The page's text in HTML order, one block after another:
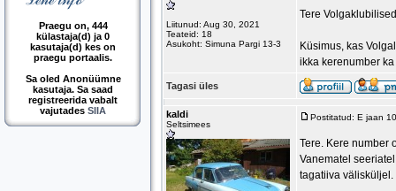
Praegu on, 444
külastaja(d) ja 0
kasutaja(d) kes on
praegu portaalis.
Sa oled Anonüümne
kasutaja. Sa saad
registreerida vabalt
vajutades SIIA
Liitunud: Aug 30, 2021
Teateid: 18
Asukoht: Simuna Pargi 13-3
Tere Volgaklubilised
Küsimus, kas
ikka kerenumber
Tagasi üles
kaldi
Seltsimees
Postitatud: E jaan
Tere. Kere number
Vanematel
tagatiiva